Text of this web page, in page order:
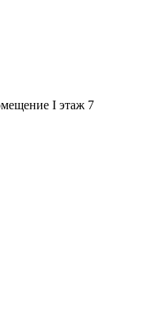
I этаж 7